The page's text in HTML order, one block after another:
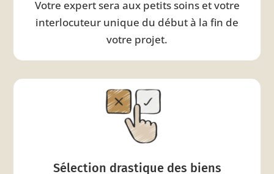
Votre expert sera aux petits soins et votre
interlocuteur unique du début à la fin de
votre projet.
Sélection drastique des biens